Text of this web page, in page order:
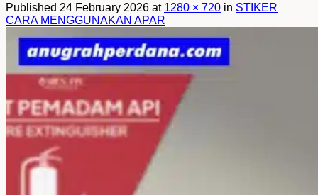
Published 24 February 2026 at 1280 × 720 in STIKER
CARA MENGGUNAKAN APAR